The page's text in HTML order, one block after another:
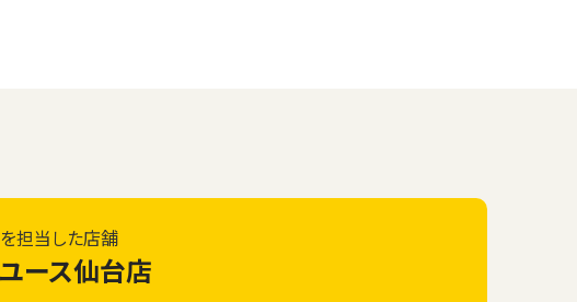
担当した店舗
ース仙台店